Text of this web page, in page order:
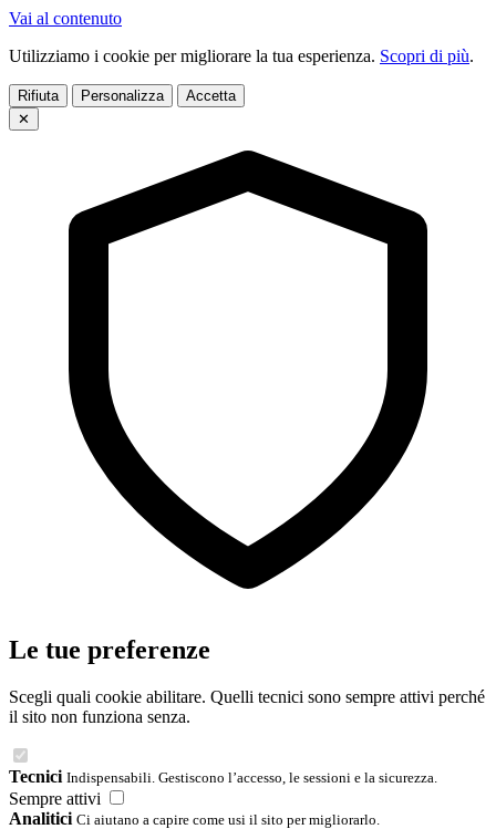
Vai al contenuto
Utilizziamo i cookie per migliorare la tua esperienza. Scopri di più.
Rifiuta Personalizza
Accetta
✕
Le tue preferenze
Scegli quali cookie abilitare. Quelli tecnici sono sempre attivi perché
il sito non funziona senza.
Tecnici Indispensabili. Gestiscono l’accesso, le sessioni e la sicurezza.
Sempre attivi
Analitici Ci aiutano a capire come usi il sito per migliorarlo.